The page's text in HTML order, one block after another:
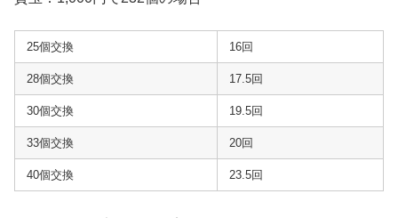
25個交換 16回
28個交換 17.5回
30個交換 19.5回
33個交換 20回
40個交換 23.5回